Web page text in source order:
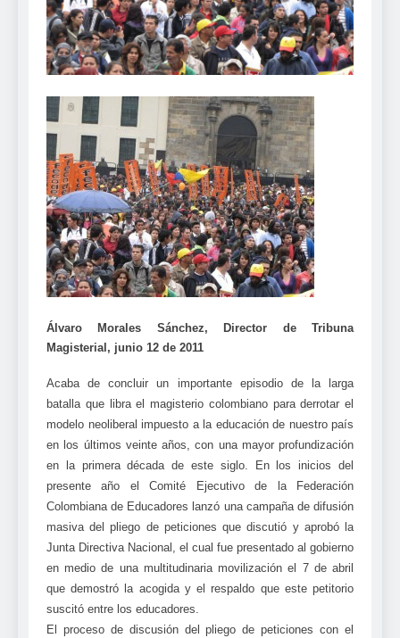
Álvaro Morales Sánchez, Director de Tribuna
Magisterial, junio 12 de 2011
Acaba de concluir un importante episodio de la larga
batalla que libra el magisterio colombiano para derrotar el
modelo neoliberal impuesto a la educación de nuestro país
en los últimos veinte años, con una mayor profundización
en la primera década de este siglo. En los inicios del
presente año el Comité Ejecutivo de la Federación
Colombiana de Educadores lanzó una campaña de difusión
masiva del pliego de peticiones que discutió y aprobó la
Junta Directiva Nacional, el cual fue presentado al gobierno
en medio de una multitudinaria movilización el 7 de abril
que demostró la acogida y el respaldo que este petitorio
suscitó entre los educadores.
El proceso de discusión del pliego de peticiones con el